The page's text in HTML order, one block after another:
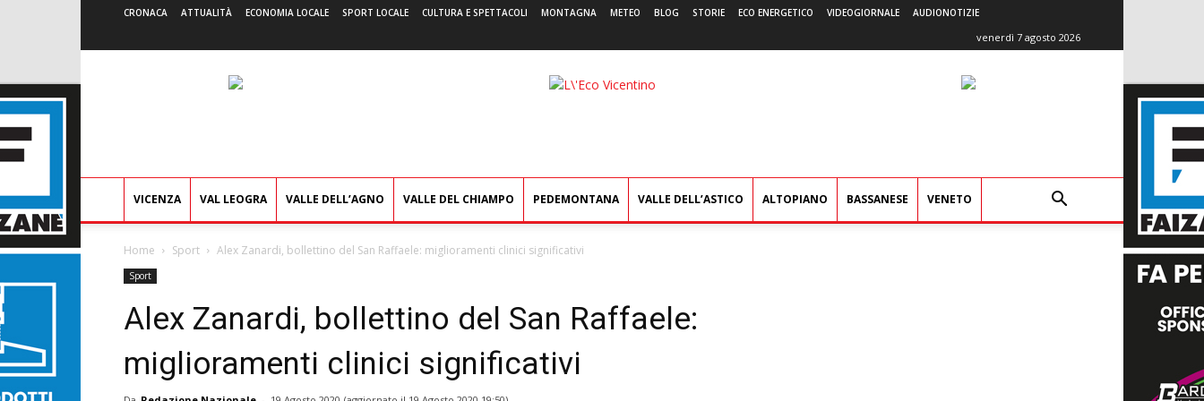
CRONACA ATTUALITÀ ECONOMIA LOCALE SPORT LOCALE CULTURA E SPETTACOLI MONTAGNA METEO BLOG STORIE ECO ENERGETICO VIDEOGIORNALE AUDIONOTIZIE
venerdì 7 agosto 2026
L'Eco
VICENZA VAL LEOGRA VALLE DELL’AGNO VALLE DEL CHIAMPO PEDEMONTANA VALLE DELL’ASTICO ALTOPIANO BASSANESE VENETO
Home Sport Alex Zanardi, bollettino del San Raffaele: miglioramenti clinici significativi
Sport
Alex Zanardi, bollettino del San Raffaele:
miglioramenti clinici significativi